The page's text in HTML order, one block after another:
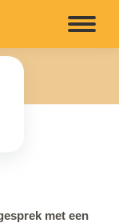
met een